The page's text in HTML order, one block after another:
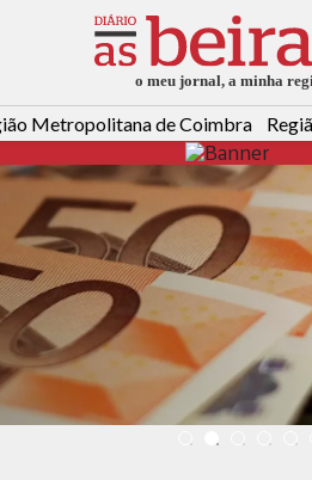
Metropolitana de Coimbra